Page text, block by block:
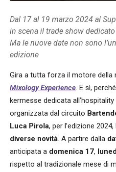
Dal 17 al 19 marzo 2024 al
in scena il trade show
Ma le nuove date non sono
edizione
Gira a tutta forza il motore della
Mixology Experience. E sì,
kermesse dedicata all’hospitality
organizzata dal circuito
Luca Pirola, per l’edizione
diverse novità. A partire dalla
anticipata a domenica 17,
rispetto al tradizionale mese di